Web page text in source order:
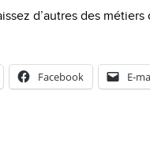
d’autres des métiers
Facebook E-